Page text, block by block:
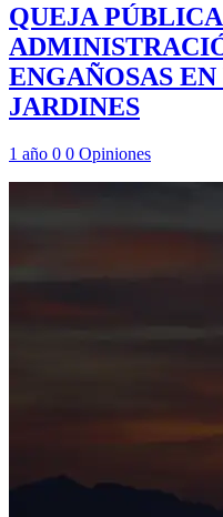
QUEJA
ENGAÑOSAS
JARDINES
1 año 0 0 Opiniones